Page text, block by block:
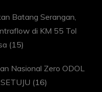
Batang Serangan,
di KM 55 Tol
(15)
Nasional Zero ODOL
(16)